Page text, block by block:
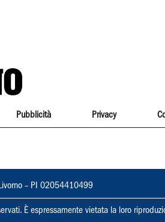
Pubblicità Privacy
Livorno – PI 02054410499
È espressamente vietata la loro